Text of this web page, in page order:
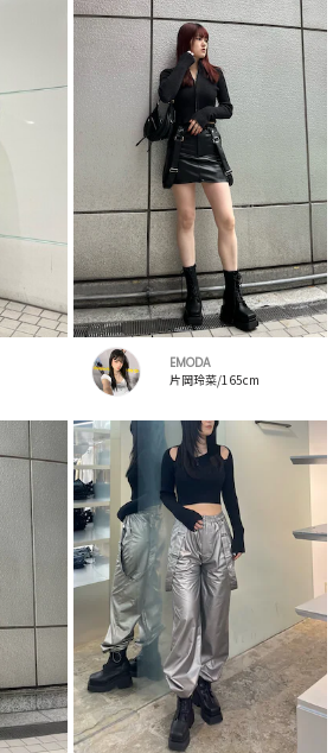
EMODA
片岡玲菜/165cm